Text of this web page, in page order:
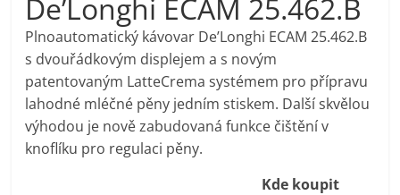
pračky,
televize,
notebooky,
De’Longhi ECAM 25.462.B
Plnoautomatický kávovar De’Longhi ECAM 25.462.B
s dvouřádkovým displejem a s novým
patentovaným LatteCrema systémem pro přípravu
lahodné mléčné pěny jedním stiskem. Další skvělou
výhodou je nově zabudovaná funkce čištění v
knoflíku pro regulaci pěny.
Kde koupit